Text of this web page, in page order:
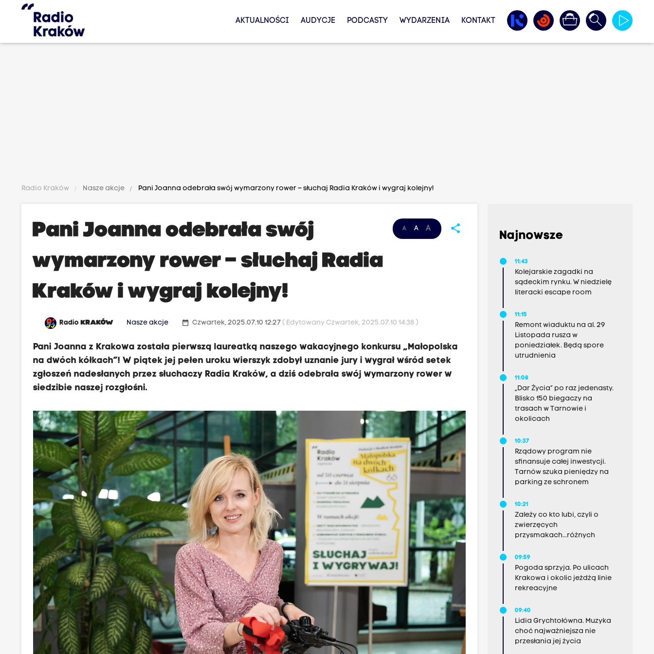
AKTUALNOŚCI AUDYCJE PODCASTY WYDARZENIA KONTAKT
Radio Kraków Nasze akcje Pani Joanna odebrała swój wymarzony rower – słuchaj Radia Kraków i wygraj kolejny!
A A A share
Pani Joanna odebrała swój
wymarzony rower – słuchaj Radia
Kraków i wygraj kolejny!
RadioKRAKÓW Nasze akcje date_range Czwartek, 2025.07.10 12:27( Edytowany Czwartek, 2025.07.10 14:38 )
Pani Joanna z Krakowa została pierwszą laureatką naszego wakacyjnego konkursu „Małopolska
na dwóch kółkach”! W piątek jej pełen uroku wierszyk zdobył uznanie jury i wygrał wśród setek
zgłoszeń nadesłanych przez słuchaczy Radia Kraków, a dziś odebrała swój wymarzony rower w
siedzibie naszej rozgłośni.
Najnowsze
11:43
Kolejarskie zagadki na
sądeckim rynku. W niedzielę
literacki escape room
11:15
Remont wiaduktu na al. 29
Listopada rusza w
poniedziałek. Będą spore
utrudnienia
11:08
„Dar Życia” po raz jedenasty.
Blisko 150 biegaczy na
trasach w Tarnowie i
okolicach
10:37
Rządowy program nie
sfinansuje całej inwestycji.
Tarnów szuka pieniędzy na
parking ze schronem
10:21
Zależy co kto lubi, czyli o
zwierzęcych
przysmakach...różnych
09:59
Pogoda sprzyja. Po ulicach
Krakowa i okolic jeżdżą linie
rekreacyjne
09:40
Lidia Grychtołówna. Muzyka
choć najważniejsza nie
przesłania jej życia